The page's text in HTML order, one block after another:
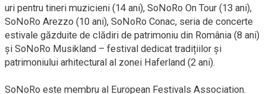
uri pentru tineri muzicieni (14 ani), SoNoRo On Tour (13 ani),
SoNoRo Arezzo (10 ani), SoNoRo Conac, seria de concerte
estivale găzduite de clădiri de patrimoniu din România (8 ani)
și SoNoRo Musikland – festival dedicat tradițiilor și
patrimoniului arhitectural al zonei Haferland (2 ani).
SoNoRo este membru al European Festivals Association.